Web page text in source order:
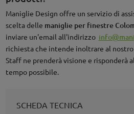
Maniglie Design offre un servizio di
scelta delle maniglie per finestre
inviare un'email all'indirizzo
richiesta che intende inoltrare al
Staff ne prenderà visione e risponderà
tempo possibile.
SCHEDA TECNICA